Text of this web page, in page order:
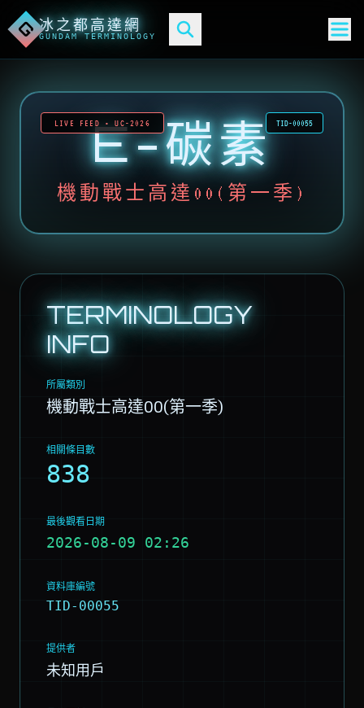
G冰之都高達網
GUNDAM TERMINOLOGY
LIVE FEED • UC-2026 TID-00055
E-碳素
機動戰士高達00(第一季)
TERMINOLOGY
INFO
所屬類別
機動戰士高達00(第一季)
相關條目數
838
最後觀看日期
2026-08-09 02:26
資料庫編號
TID-00055
提供者
未知用戶